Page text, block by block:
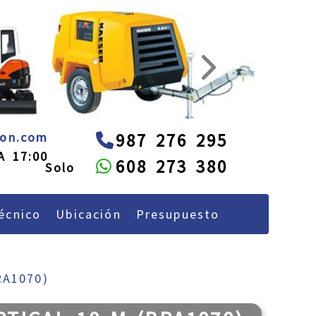
administracion
alquileon.com
17:00
987 276 295
608 273 380
Ubicación Presupuesto